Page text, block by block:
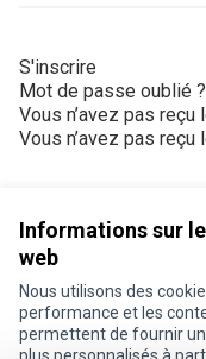
Informations sur
web
Nous utilisons des
performance et les
permettent de fournir
S'inscrire
Mot de passe oublié ?
Vous n’avez pas
Vous n’avez pas
Conditions d'utilisation
Paramètres des cookies
Je participe ! sur X
Je participe ! sur
Je participe !